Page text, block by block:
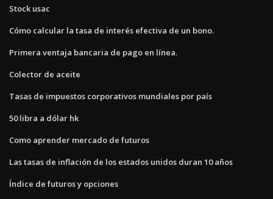
Stock usac
Cómo calcular la tasa de interés efectiva de un bono.
Primera ventaja bancaria de pago en línea.
Colector de aceite
Tasas de impuestos corporativos mundiales por país
50 libra a dólar hk
Como aprender mercado de futuros
Las tasas de inflación de los estados unidos duran 10 años
Índice de futuros y opciones